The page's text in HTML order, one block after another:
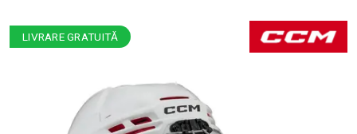
LIVRARE GRATUITĂ